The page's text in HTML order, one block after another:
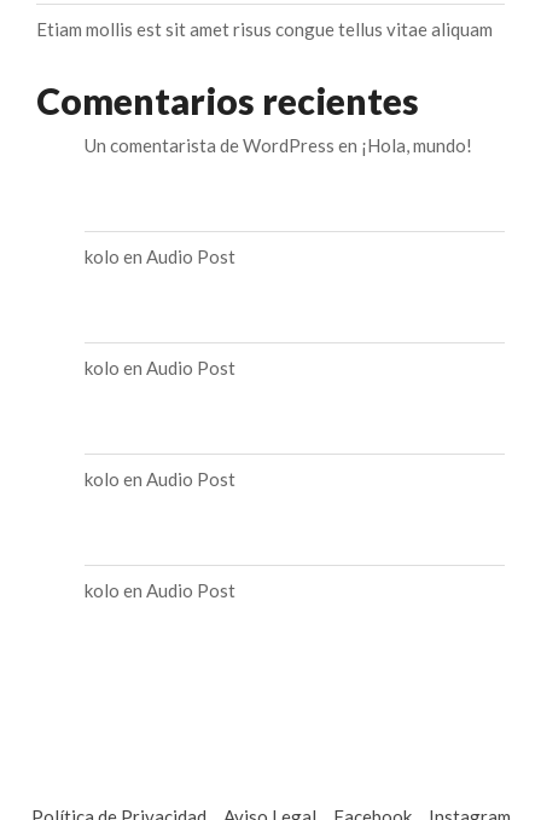
Etiam mollis est sit amet risus congue tellus vitae aliquam
Comentarios recientes
Un comentarista de WordPress en ¡Hola, mundo!
kolo en Audio Post
kolo en Audio Post
kolo en Audio Post
kolo en Audio Post